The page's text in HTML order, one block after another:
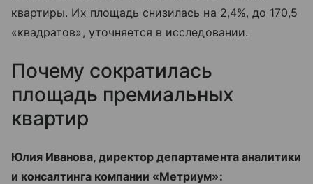
квартиры. Их площадь снизилась на 2,4%, до 170,5
«квадратов», уточняется в исследовании.
Почему сократилась
площадь премиальных
квартир
Юлия Иванова, директор департамента аналитики
и консалтинга компании «Метриум»: